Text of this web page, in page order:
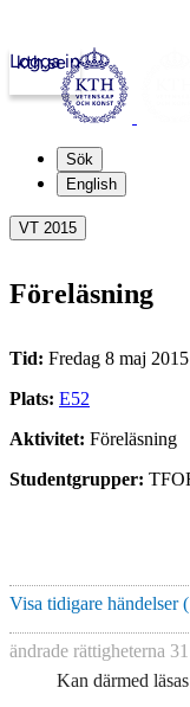
kth.se
Logga in
Sök
English
VT 2015
Föreläsning
Tid: Fredag 8 maj
Plats: E52
Aktivitet: Föreläsning
Studentgrupper:
Visa tidigare händelser (
ändrade rättigheterna
Kan därmed